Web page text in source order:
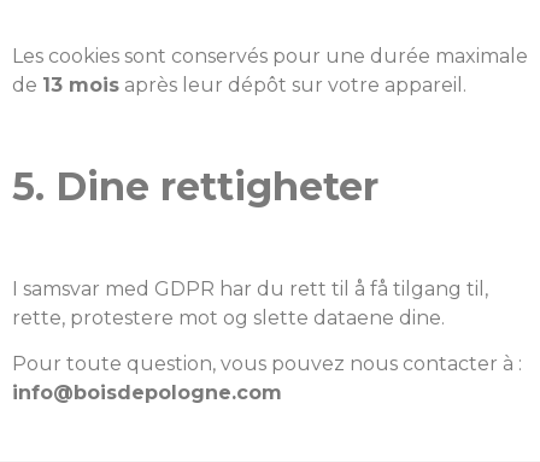
Les cookies sont conservés pour une durée maximale
de 13 mois après leur dépôt sur votre appareil.
5. Dine rettigheter
I samsvar med GDPR har du rett til å få tilgang til,
rette, protestere mot og slette dataene dine.
Pour toute question, vous pouvez nous contacter à :
info@boisdepologne.com